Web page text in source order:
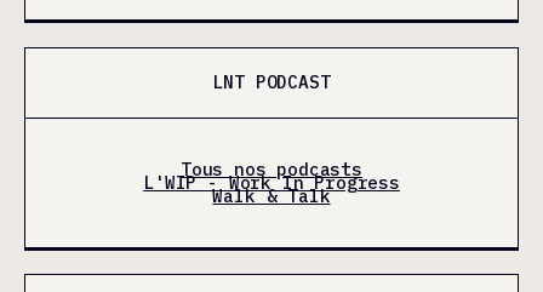
LNT PODCAST
Tous nos podcasts
L'WIP - Work In Progress
Walk & Talk